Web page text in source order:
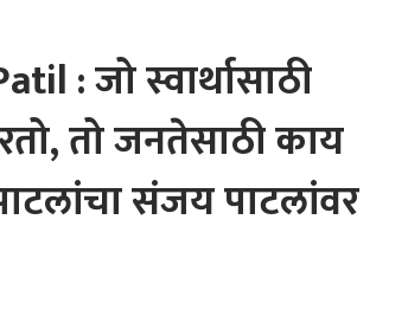
: जो स्वार्थासाठी
तो जनतेसाठी काय
संजय पाटलांवर
लाईक
गद्दारांना आता नेमकं भय
कसलंय? वॉशिंग मशिनमध्ये
घाबरून पळापळ का होतेय?
का शेपट्या घालून मोदींकडे
सुनेत्रा पवारांच्या मार्गदर्शनात
सुनील तटकरेंचं काम चांगलं;
दत्तात्रय भरणेंची प्रतिक्रिया